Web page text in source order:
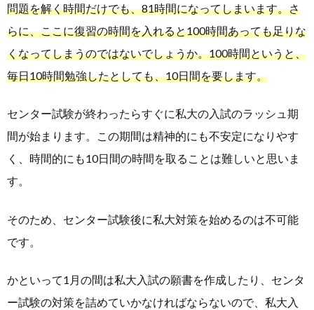
問題を解く時間だけでも、81時間になってしまいます。さ
らに、ここに復習の時間を入れると100時間あっても足りな
くなってしまうのではないでしょうか。100時間というと、
毎日10時間勉強したとしても、10日間を要します。
センター試験が終わったらすぐに私大の入試のラッシュ期
間が始まります。この期間は精神的にも不安定になりやす
く、時間的にも10日間の時間を取ることは難しいと思いま
す。
そのため、センター試験後に私大対策を始めるのは不可能
です。
かといって1月の間は私大入試の願書を作成したり、センタ
ー試験の対策を詰めていかなければならないので、私大入